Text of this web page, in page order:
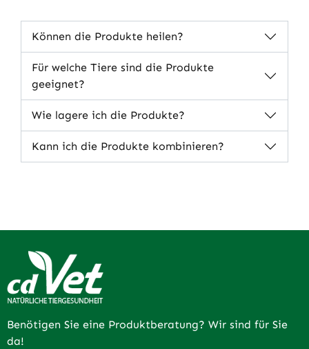
Können die Produkte heilen?
Für welche Tiere sind die Produkte
geeignet?
Wie lagere ich die Produkte?
Kann ich die Produkte kombinieren?
Benötigen Sie eine Produktberatung? Wir sind für Sie
da!